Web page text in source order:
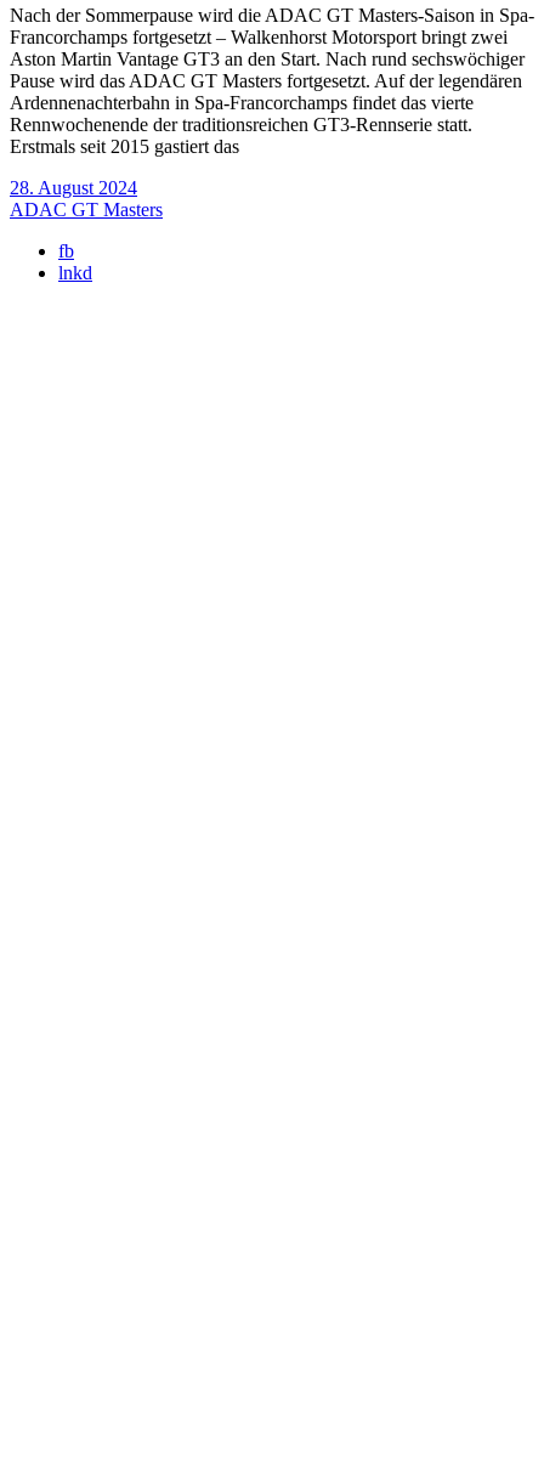
Nach der Sommerpause wird die ADAC GT Masters-Saison in Spa-
Francorchamps fortgesetzt – Walkenhorst Motorsport bringt zwei
Aston Martin Vantage GT3 an den Start. Nach rund sechswöchiger
Pause wird das ADAC GT Masters fortgesetzt. Auf der legendären
Ardennenachterbahn in Spa-Francorchamps findet das vierte
Rennwochenende der traditionsreichen GT3-Rennserie statt.
Erstmals seit 2015 gastiert das
28. August 2024
ADAC GT Masters
fb
lnkd